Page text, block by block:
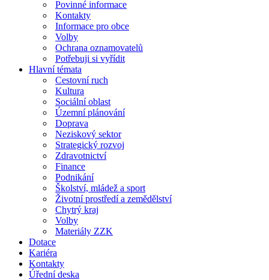
Povinné informace
Kontakty
Informace pro obce
Volby
Ochrana oznamovatelů
Potřebuji si vyřídit
Hlavní témata
Cestovní ruch
Kultura
Sociální oblast
Územní plánování
Doprava
Neziskový sektor
Strategický rozvoj
Zdravotnictví
Finance
Podnikání
Školství, mládež a sport
Životní prostředí a zemědělství
Chytrý kraj
Volby
Materiály ZZK
Dotace
Kariéra
Kontakty
Úřední deska